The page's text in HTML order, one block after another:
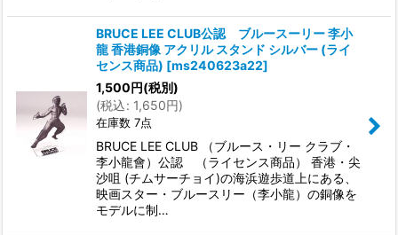
BRUCE LEE CLUB公認 ブルースーリー 李小
龍 香港銅像 アクリル スタンド シルバー (ライ
センス商品) [ms240623a22]
1,500円(税別)
(税込: 1,650円)
在庫数 7点
BRUCE LEE CLUB （ブルース・リー クラブ・
李小龍會）公認 （ライセンス商品） 香港・尖
沙咀 (チムサーチョイ)の海浜遊歩道上にある、
映画スター・ブルースリー（李小龍）の銅像を
モデルに制…